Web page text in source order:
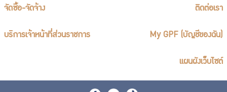
จัดซื้อ-จัดจ้าง ติดต่อเรา
บริการเจ้าหน้าที่ส่วนราชการ My GPF (บัญชีของฉัน)
แผนผังเว็บไซต์